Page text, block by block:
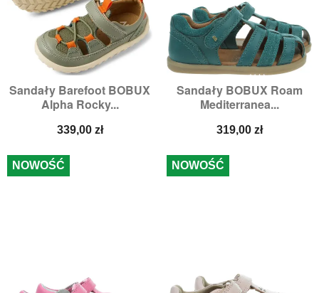
Sandały Barefoot BOBUX
Alpha Rocky...
Cena
339,00 zł
Sandały BOBUX Roam
Mediterranea...
Cena
319,00 zł
NOWOŚĆ NOWOŚĆ